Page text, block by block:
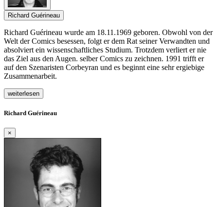
Richard Guérineau
Richard Guérineau wurde am 18.11.1969 geboren. Obwohl von der
Welt der Comics besessen, folgt er dem Rat seiner Verwandten und
absolviert ein wissenschaftliches Studium. Trotzdem verliert er nie
das Ziel aus den Augen. selber Comics zu zeichnen. 1991 trifft er
auf den Szenaristen Corbeyran und es beginnt eine sehr ergiebige
Zusammenarbeit.
weiterlesen
Richard Guérineau
×